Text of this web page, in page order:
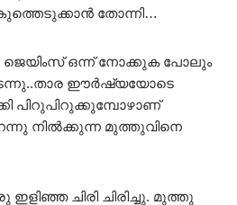
തോന്നി…
ജെയിംസ് ഒന്ന് നോക്കുക പോലും
ഈർഷ്യയോടെ
പിറുപിറുക്കുമ്പോഴാണ്
നിൽക്കുന്ന മുത്തുവിനെ
ചിരി ചിരിച്ചു. മുത്തു